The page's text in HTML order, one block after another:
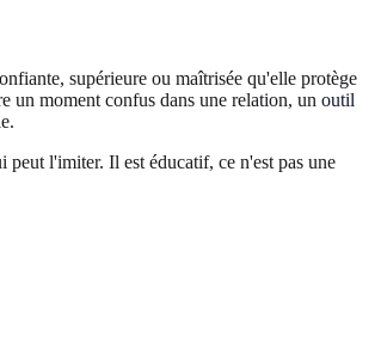
supérieure ou maîtrisée qu'elle protège
un moment confus dans une relation, un outil
peut l'imiter. Il est éducatif, ce n'est pas une